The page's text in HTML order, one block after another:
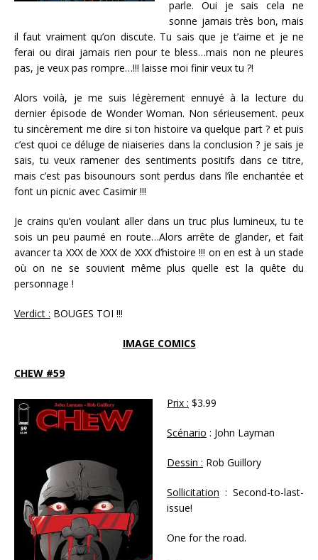
parle. Oui je sais cela ne
sonne jamais très bon, mais
il faut vraiment qu’on discute. Tu sais que je t’aime et je ne
ferai ou dirai jamais rien pour te bless…mais non ne pleures
pas, je veux pas rompre…!!! laisse moi finir veux tu ?!
Alors voilà, je me suis légèrement ennuyé à la lecture du
dernier épisode de Wonder Woman. Non sérieusement. peux
tu sincèrement me dire si ton histoire va quelque part ? et puis
c’est quoi ce déluge de niaiseries dans la conclusion ? je sais je
sais, tu veux ramener des sentiments positifs dans ce titre,
mais c’est pas bisounours sont perdus dans l’île enchantée et
font un picnic avec Casimir !!!
Je crains qu’en voulant aller dans un truc plus lumineux, tu te
sois un peu paumé en route…Alors arrête de glander, et fait
avancer ta XXX de XXX de XXX d’histoire !!! on en est à un stade
où on ne se souvient même plus quelle est la quête du
personnage !
Verdict : BOUGES TOI !!!
IMAGE COMICS
CHEW #59
Prix : $3.99
Scénario : John Layman
Dessin : Rob Guillory
Sollicitation : Second-to-last-
issue!
One for the road.